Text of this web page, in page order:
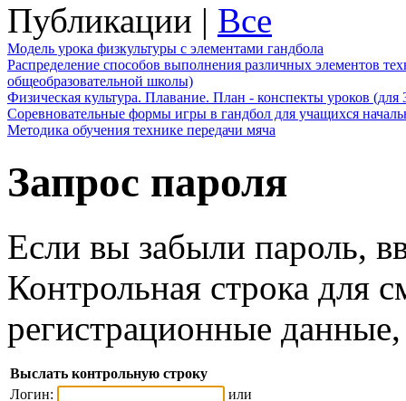
Публикации | Все
Модель урока физкультуры с элементами гандбола
Распределение способов выполнения различных элементов
общеобразовательной школы)
Физическая культура. Плавание. План - конспекты уроков (для
Соревновательные формы игры в гандбол для учащихся
Методика обучения технике передачи мяча
Запрос пароля
Если вы забыли пароль,
Контрольная строка для
регистрационные
Выслать контрольную строку
Логин:
или